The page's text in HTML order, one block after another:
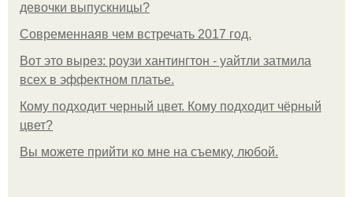
девочки выпускницы?
Современнаяв чем встречать 2017 год.
Вот это вырез: роузи хантингтон - уайтли затмила
всех в эффектном платьe.
Кому подходит черный цвет. Кому подходит чёрный
цвет?
Вы можете прийти ко мне на съемку, любой.